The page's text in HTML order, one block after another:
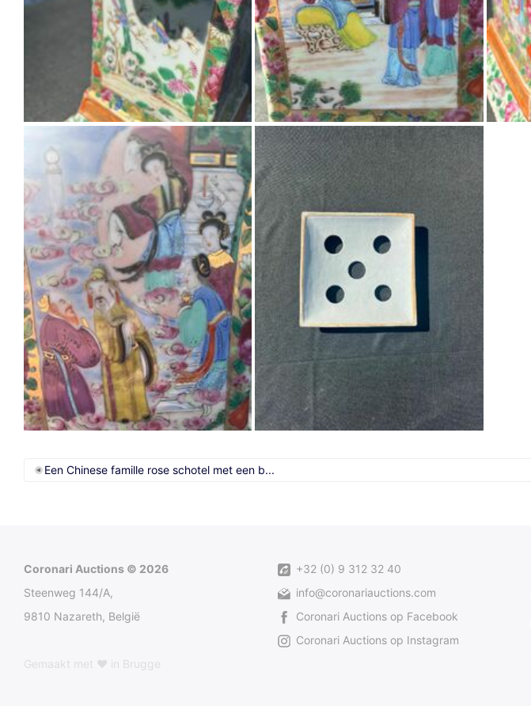
Een Chinese famille rose schotel met een b...
Coronari Auctions © 2026
Steenweg 144/A,
9810 Nazareth, België
Gemaakt met ♥ in Brugge
+32 (0) 9 312 32 40
info@coronariauctions.com
Coronari Auctions op Facebook
Coronari Auctions op Instagram